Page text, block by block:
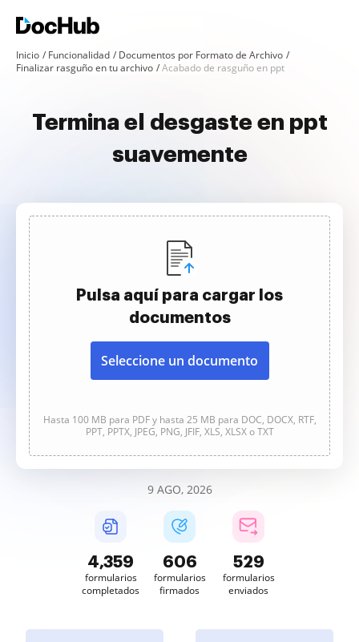
Inicio Funcionalidad
Documentos por Formato de Archivo
Finalizar rasguño en tu archivo
Acabado de rasguño en ppt
Termina el desgaste en ppt
suavemente
Pulsa aquí para cargar los
documentos
Seleccione un documento
Hasta 100 MB para PDF y hasta 25 MB para DOC, DOCX, RTF,
PPT, PPTX, JPEG, PNG, JFIF, XLS, XLSX o TXT
9 AGO, 2026
4,360
formularios
completados
606
formularios
firmados
529
formularios
enviados